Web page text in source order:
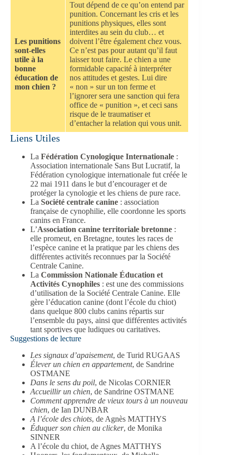
Les punitions
sont-elles
utile à la
bonne
éducation de
mon chien ?
Tout dépend de ce qu’on entend par
punition. Concernant les cris et les
punitions physiques, elles sont
interdites au sein du club… et
doivent l’être également chez vous.
Ce n’est pas pour autant qu’il faut
laisser tout faire. Le chien a une
formidable capacité à interpréter
nos attitudes et gestes. Lui dire
« non » sur un ton ferme et
l’ignorer sera une sanction qui fera
office de « punition », et ceci sans
risque de le traumatiser et
d’entacher la relation qui vous unit.
Liens Utiles
La Fédération Cynologique Internationale :
Association internationale Sans But Lucratif, la
Fédération cynologique internationale fut créée le
22 mai 1911 dans le but d’encourager et de
protéger la cynologie et les chiens de pure race.
La Société centrale canine : association
française de cynophilie, elle coordonne les sports
canins en France.
L’Association canine territoriale bretonne :
elle promeut, en Bretagne, toutes les races de
l’espèce canine et la pratique par les chiens des
différentes activités reconnues par la Société
Centrale Canine.
La Commission Nationale Éducation et
Activités Cynophiles : est une des commissions
d’utilisation de la Société Centrale Canine. Elle
gère l’éducation canine (dont l’école du chiot)
dans quelque 800 clubs canins répartis sur
l’ensemble du pays, ainsi que différentes activités
tant sportives que ludiques ou caritatives.
Suggestions de lecture
Les signaux d’apaisement, de Turid RUGAAS
Élever un chien en appartement, de Sandrine
OSTMANE
Dans le sens du poil, de Nicolas CORNIER
Accueillir un chien, de Sandrine OSTMANE
Comment apprendre de vieux tours à un nouveau
chien, de Ian DUNBAR
A l’école des chiots, de Agnès MATTHYS
Éduquer son chien au clicker, de Monika
SINNER
A l’école du chiot, de Agnes MATTHYS